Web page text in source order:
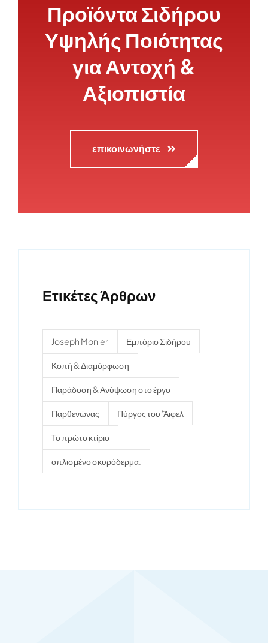
Προϊόντα Σιδήρου
Υψηλής Ποιότητας
για Αντοχή &
Αξιοπιστία
επικοινωνήστε
Ετικέτες Άρθρων
Joseph Monier Εμπόριο Σιδήρου
Κοπή & Διαμόρφωση
Παράδοση & Ανύψωση στο έργο
Παρθενώνας Πύργος του 'Άιφελ
Το πρώτο κτίριο
οπλισμένο σκυρόδερμα.